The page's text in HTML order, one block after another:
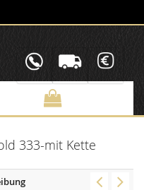
333-mit Kette